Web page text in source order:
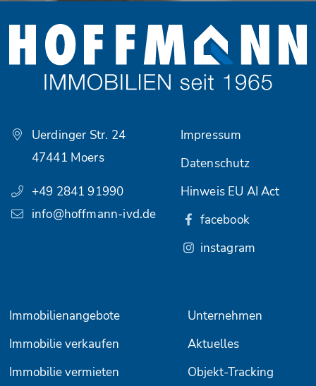
Uerdinger Str. 24
47441 Moers
+49 2841 91990
info@hoffmann-ivd.de
Immobilienangebote
Unternehmen
Immobilie verkaufen
Aktuelles
Immobilie vermieten
Objekt-Tracking
Impressum
Datenschutz
Hinweis EU AI Act
facebook
instagram